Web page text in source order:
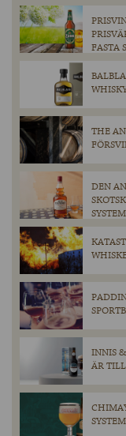
FASTA
THE
DEN
INNIS
ÄR